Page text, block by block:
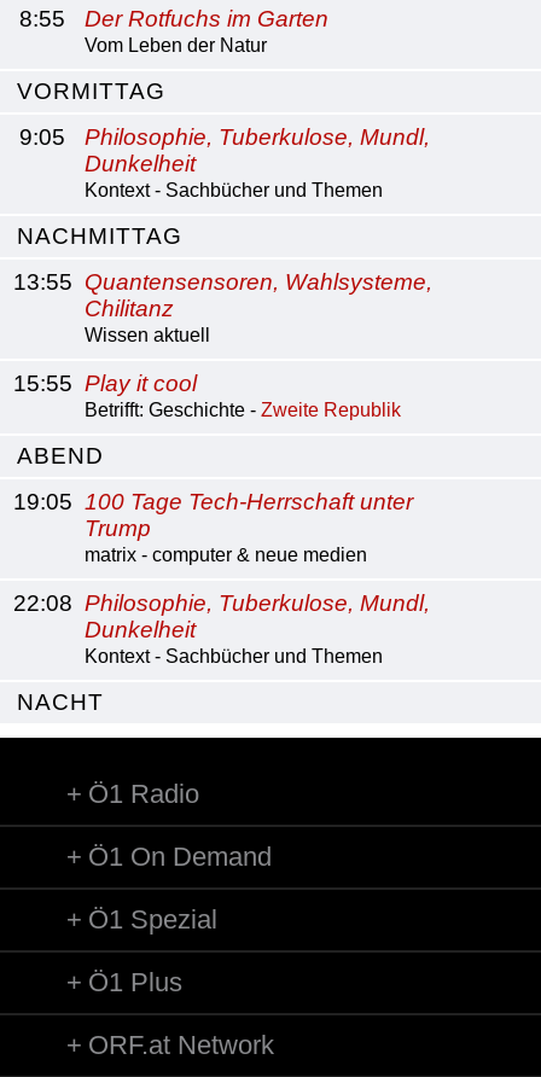
8:55
Der Rotfuchs im Garten
Vom Leben der Natur
VORMITTAG
9:05
Philosophie, Tuberkulose, Mundl,
Dunkelheit
Kontext - Sachbücher und Themen
NACHMITTAG
13:55 Quantensensoren, Wahlsysteme,
Chilitanz
Wissen aktuell
15:55 Play it cool
Betrifft: Geschichte - Zweite Republik
ABEND
19:05 100 Tage Tech-Herrschaft unter
Trump
matrix - computer & neue medien
22:08 Philosophie, Tuberkulose, Mundl,
Dunkelheit
Kontext - Sachbücher und Themen
NACHT
Ö1 Radio
Ö1 On Demand
Ö1 Spezial
Ö1 Plus
ORF.at Network